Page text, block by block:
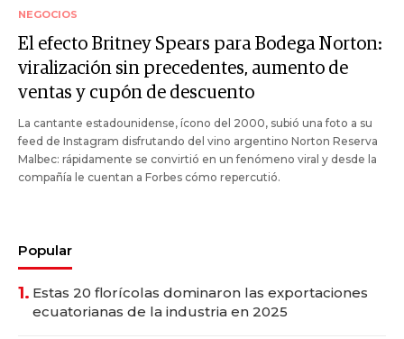
NEGOCIOS
El efecto Britney Spears para Bodega Norton:
viralización sin precedentes, aumento de
ventas y cupón de descuento
La cantante estadounidense, ícono del 2000, subió una foto a su
feed de Instagram disfrutando del vino argentino Norton Reserva
Malbec: rápidamente se convirtió en un fenómeno viral y desde la
compañía le cuentan a Forbes cómo repercutió.
Popular
1. Estas 20 florícolas dominaron las exportaciones
ecuatorianas de la industria en 2025